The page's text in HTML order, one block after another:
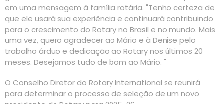
em uma mensagem à família rotária. "Tenho certeza de
que ele usará sua experiência e continuará contribuindo
para o crescimento do Rotary no Brasil e no mundo. Mais
uma vez, quero agradecer ao Mário e à Denise pelo
trabalho árduo e dedicação ao Rotary nos últimos 20
meses. Desejamos tudo de bom ao Mário. "
O Conselho Diretor do Rotary International se reunirá
para determinar o processo de seleção de um novo